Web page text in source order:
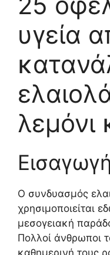
υγεία
λεμόνι
Εισαγωγή
Ο συνδυασμός
χρησιμοποιείται
μεσογειακή
Πολλοί άνθρωποι
καθημερινή τους